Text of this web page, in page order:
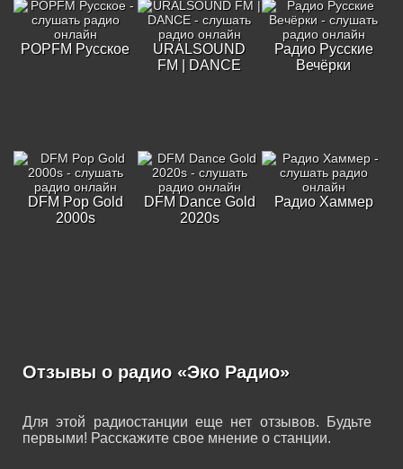
POPFM Русское
URALSOUND
FM | DANCE
Радио Русские
Вечёрки
DFM Pop Gold
2000s
DFM Dance Gold
2020s
Радио Хаммер
Отзывы о радио «Эко Радио»
Для этой радиостанции еще нет отзывов. Будьте
первыми! Расскажите свое мнение о станции.